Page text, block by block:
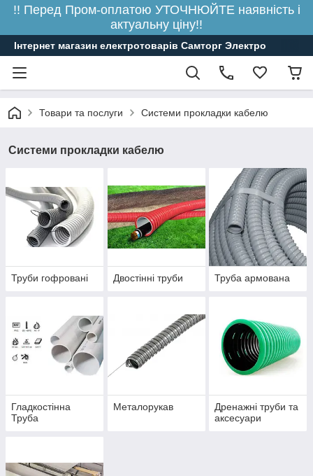
!! Перед Пром-оплатою УТОЧНЮЙТЕ наявність і
актуальну ціну!!
Інтернет магазин електротоварів Самторг Электро
Товари та послуги Системи прокладки кабелю
Системи прокладки кабелю
Труби гофровані Двостінні труби Труба армована
Гладкостінна
Труба
Металорукав
Дренажні труби та
аксесуари